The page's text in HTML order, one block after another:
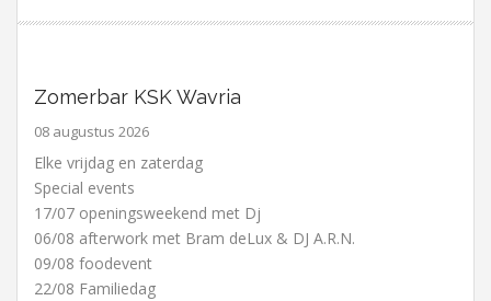
Zomerbar KSK Wavria
08 augustus 2026
Elke vrijdag en zaterdag
Special events
17/07 openingsweekend met Dj
06/08 afterwork met Bram deLux & DJ A.R.N.
09/08 foodevent
22/08 Familiedag